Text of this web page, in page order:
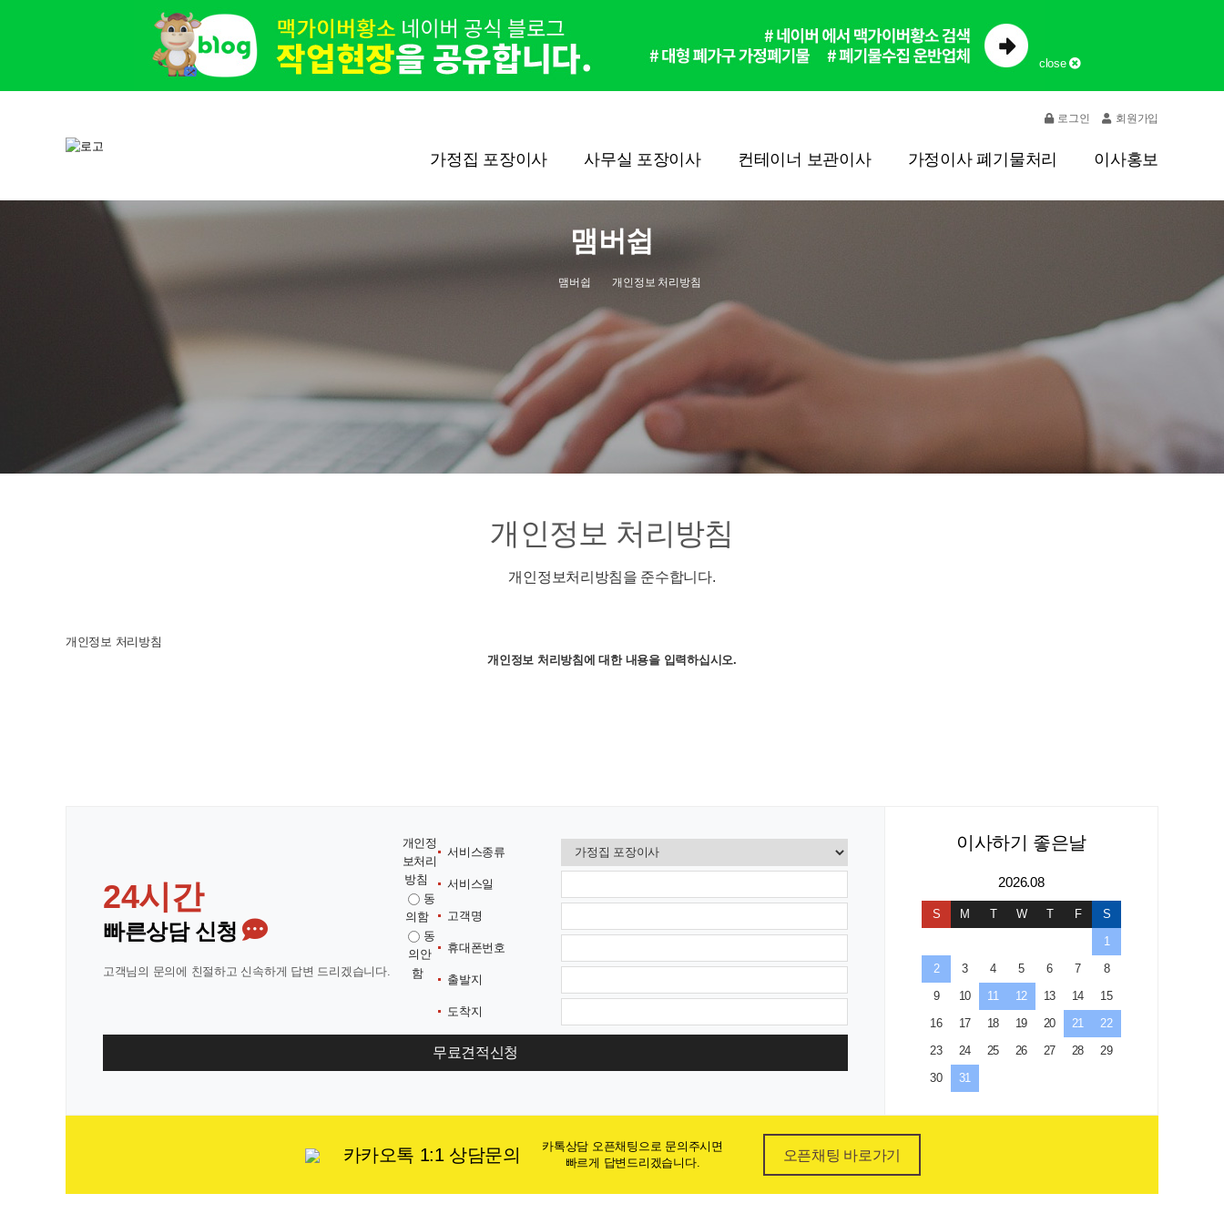
close
로그인 회원가입
가정집 포장이사 사무실 포장이사 컨테이너 보관이사 가정이사 폐기물처리 이사홍보
맴버쉽 개인정보 처리방침
맴버쉽
개인정보 처리방침
개인정보처리방침을 준수합니다.
개인정보 처리방침
개인정보 처리방침에 대한 내용을 입력하십시오.
24시간
빠른상담 신청
고객님의 문의에 친절하고 신속하게 답변 드리겠습니다.
서비스종류
서비스일
고객명
휴대폰번호
출발지
도착지
개인정
보처리
방침
동
의함
동
의안
함
무료견적신청
이사하기 좋은날
2026.08
S M T W T F
S
1
2
3 4 5 6 7
8
9
10 11 12 13 14
15
16
17 18 19 20 21
22
23
24 25 26 27 28
29
30
31
카카오톡 1:1 상담문의
카톡상담 오픈채팅으로 문의주시면
빠르게 답변드리겠습니다.
오픈채팅 바로가기